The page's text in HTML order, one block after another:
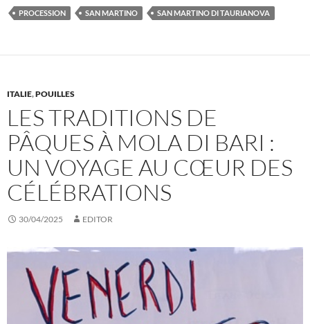
PROCESSION SAN MARTINO SAN MARTINO DI TAURIANOVA
ITALIE,POUILLES
LES TRADITIONS DE
PÂQUES À MOLA DI BARI :
UN VOYAGE AU CŒUR DES
CÉLÉBRATIONS
30/04/2025 EDITOR